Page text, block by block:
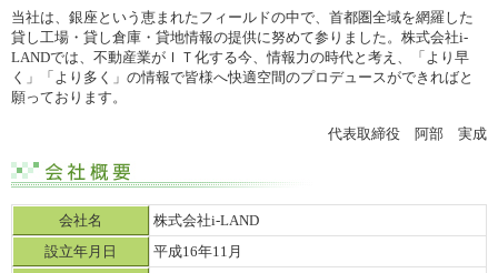
当社は、銀座という恵まれたフィールドの中で、首都圏全域を網羅した
貸し工場・貸し倉庫・貸地情報の提供に努めて参りました。株式会社i-
LANDでは、不動産業がＩＴ化する今、情報力の時代と考え、「より早
く」「より多く」の情報で皆様へ快適空間のプロデュースができればと
願っております。
代表取締役 阿部 実成
会社名
株式会社i-LAND
設立年月日
平成16年11月